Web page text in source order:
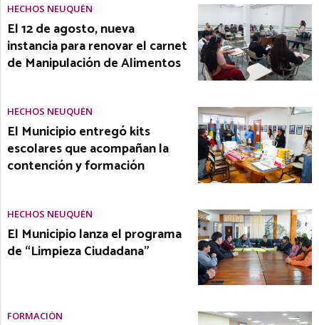
HECHOS NEUQUÉN
El 12 de agosto, nueva
instancia para renovar el carnet
de Manipulación de Alimentos
HECHOS NEUQUÉN
El Municipio entregó kits
escolares que acompañan la
contención y formación
HECHOS NEUQUÉN
El Municipio lanza el programa
de “Limpieza Ciudadana”
FORMACIÓN